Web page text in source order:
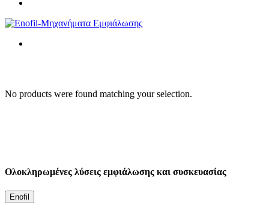
No products were found matching your selection.
Ολοκληρωμένες λύσεις εμφιάλωσης και συσκευασίας
Enofil